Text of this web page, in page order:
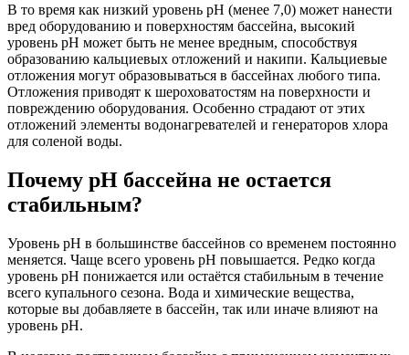
В то время как низкий уровень pH (менее 7,0) может нанести
вред оборудованию и поверхностям бассейна, высокий
уровень pH может быть не менее вредным, способствуя
образованию кальциевых отложений и накипи. Кальциевые
отложения могут образовываться в бассейнах любого типа.
Отложения приводят к шероховатостям на поверхности и
повреждению оборудования. Особенно страдают от этих
отложений элементы водонагревателей и генераторов хлора
для соленой воды.
Почему pH бассейна не остается
стабильным?
Уровень pH в большинстве бассейнов со временем постоянно
меняется. Чаще всего уровень рН повышается. Редко когда
уровень pH понижается или остаётся стабильным в течение
всего купального сезона. Вода и химические вещества,
которые вы добавляете в бассейн, так или иначе влияют на
уровень pH.